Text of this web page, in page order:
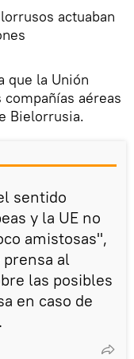
actuaban
que la Unión
aéreas
Bielorrusia.
sentido
y la UE no
amistosas",
al
las posibles
en caso de